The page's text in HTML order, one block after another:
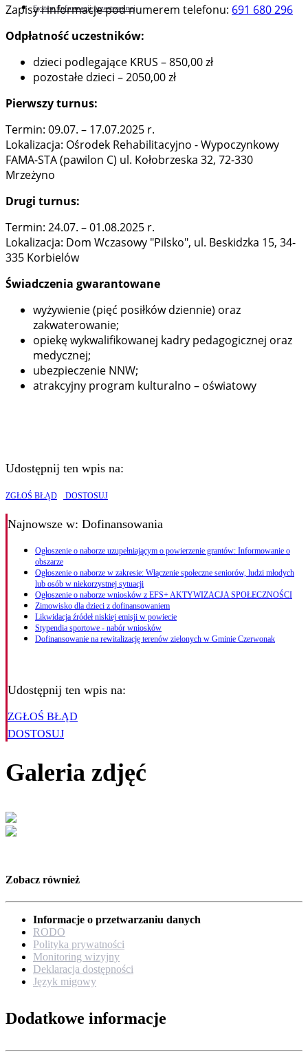
System Informacji przestrzennej
Zapisy i informacje pod numerem telefonu: 691 680 296
Odpłatność uczestników:
dzieci podlegające KRUS – 850,00 zł
pozostałe dzieci – 2050,00 zł
Pierwszy turnus:
Termin: 09.07. – 17.07.2025 r.
Lokalizacja: Ośrodek Rehabilitacyjno - Wypoczynkowy
FAMA-STA (pawilon C) ul. Kołobrzeska 32, 72-330
Mrzeżyno
Drugi turnus:
Termin: 24.07. – 01.08.2025 r.
Lokalizacja: Dom Wczasowy "Pilsko", ul. Beskidzka 15, 34-
335 Korbielów
Świadczenia gwarantowane
wyżywienie (pięć posiłków dziennie) oraz
zakwaterowanie;
opiekę wykwalifikowanej kadry pedagogicznej oraz
medycznej;
ubezpieczenie NNW;
atrakcyjny program kulturalno – oświatowy
Udostępnij ten wpis na:
ZGŁOŚ BŁĄD DOSTOSUJ
Najnowsze w: Dofinansowania
Ogłoszenie o naborze uzupełniającym o powierzenie grantów: Informowanie o
obszarze
Ogłoszenie o naborze w zakresie: Włączenie społeczne seniorów, ludzi młodych
lub osób w niekorzystnej sytuacji
Ogłoszenie o naborze wniosków z EFS+ AKTYWIZACJA SPOŁECZNOŚCI
Zimowisko dla dzieci z dofinansowaniem
Likwidacja źródeł niskiej emisji w powiecie
Stypendia sportowe - nabór wniosków
Dofinansowanie na rewitalizację terenów zielonych w Gminie Czerwonak
Udostępnij ten wpis na:
ZGŁOŚ BŁĄD
DOSTOSUJ
Galeria zdjęć
Zobacz również
Informacje o przetwarzaniu danych
RODO
Polityka prywatności
Monitoring wizyjny
Deklaracja dostępności
Język migowy
Dodatkowe informacje